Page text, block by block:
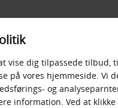
&
vise dig tilpassede tilbud,
på vores hjemmeside. Vi
og
information. Ved at klikke